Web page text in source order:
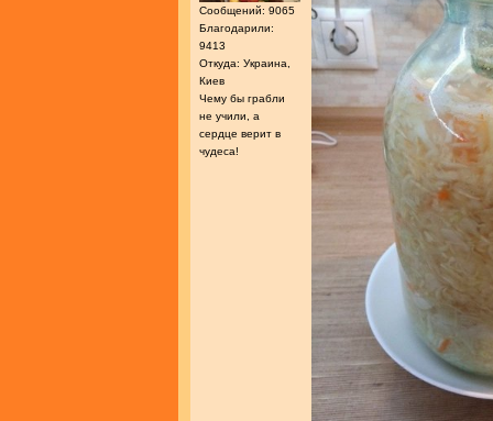
Сообщений: 9065
Благодарили:
9413
Откуда: Украина,
Киев
Чему бы грабли
не учили, а
сердце верит в
чудеса!